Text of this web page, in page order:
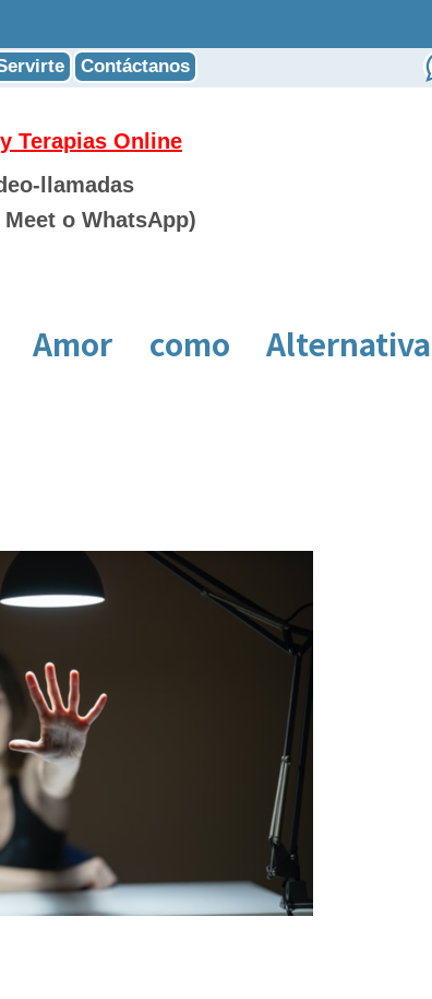
Contáctanos
Terapias Online
llamadas
o WhatsApp)
como Alternativa